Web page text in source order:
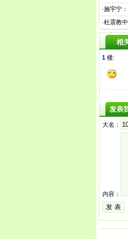
·施宇宁
·杜震教
相
1 楼:
发表
大名：
内容：